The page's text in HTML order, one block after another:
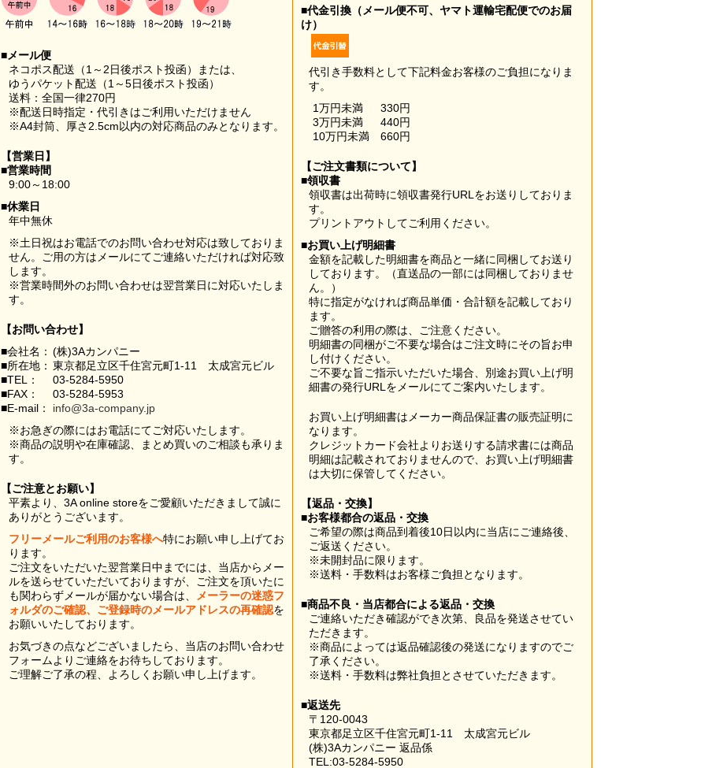
■メール便
ネコポス配送（1～2日後ポスト投函）または、
ゆうパケット配送（1～5日後ポスト投函）
送料：全国一律270円
※配送日時指定・代引きはご利用いただけません
※A4封筒、厚さ2.5cm以内の対応商品のみとなります。
【営業日】
■営業時間
9:00～18:00
■休業日
年中無休
※土日祝はお電話でのお問い合わせ対応は致しておりま
せん。ご用の方はメールにてご連絡いただければ対応致
します。
※営業時間外のお問い合わせは翌営業日に対応いたしま
す。
【お問い合わせ】
■会社名： (株)3Aカンパニー
■所在地： 東京都足立区千住宮元町1-11 太成宮元ビル
■TEL：
03-5284-5950
■FAX：
03-5284-5953
■E-mail：
info@3a-company.jp
※お急ぎの際にはお電話にてご対応いたします。
※商品の説明や在庫確認、まとめ買いのご相談も承りま
す。
【ご注意とお願い】
平素より、3A online storeをご愛顧いただきまして誠に
ありがとうございます。
フリーメールご利用のお客様へ特にお願い申し上げてお
ります。
ご注文をいただいた翌営業日中までには、当店からメー
ルを送らせていただいておりますが、ご注文を頂いたに
も関わらずメールが届かない場合は、
メーラーの迷惑フ
ォルダのご確認、ご登録時のメールアドレスの再確認を
お願いいたしております。
お気づきの点などございましたら、当店のお問い合わせ
フォームよりご連絡をお待ちしております。
ご理解ご了承の程、よろしくお願い申し上げます。
■代金引換（メール便不可、ヤマト運輸宅配便でのお届
け）
代引き手数料として下記料金お客様のご負担になりま
す。
1万円未満
330円
3万円未満
440円
10万円未満
660円
【ご注文書類について】
■領収書
領収書は出荷時に領収書発行URLをお送りしておりま
す。
プリントアウトしてご利用ください。
■お買い上げ明細書
金額を記載した明細書を商品と一緒に同梱してお送り
しております。（直送品の一部には同梱しておりませ
ん。）
特に指定がなければ商品単価・合計額を記載しており
ます。
ご贈答の利用の際は、ご注意ください。
明細書の同梱がご不要な場合はご注文時にその旨お申
し付けください。
ご不要な旨ご指示いただいた場合、別途お買い上げ明
細書の発行URLをメールにてご案内いたします。
お買い上げ明細書はメーカー商品保証書の販売証明に
なります。
クレジットカード会社よりお送りする請求書には商品
明細は記載されておりませんので、お買い上げ明細書
は大切に保管してください。
【返品・交換】
■お客様都合の返品・交換
ご希望の際は商品到着後10日以内に当店にご連絡後、
ご返送ください。
※未開封品に限ります。
※送料・手数料はお客様ご負担となります。
■商品不良・当店都合による返品・交換
ご連絡いただき確認ができ次第、良品を発送させてい
ただきます。
※商品によっては返品確認後の発送になりますのでご
了承ください。
※送料・手数料は弊社負担とさせていただきます。
■返送先
〒120-0043
東京都足立区千住宮元町1-11 太成宮元ビル
(株)3Aカンパニー 返品係
TEL:03-5284-5950